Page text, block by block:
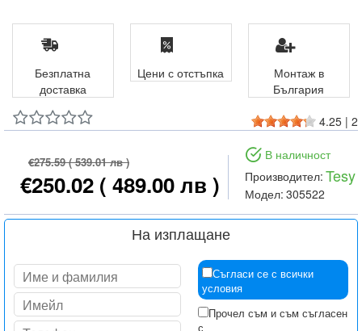
4.25 | 2
€275.59( 539.01 лв )
€250.02 ( 489.00 лв )
В наличност
Производител: Tesy
Модел: 305522
На изплащане
Съгласи се с всички
условия
Прочел съм и съм съгласен
с
Безплатна
доставка
Цени с отстъпка
Монтаж в
България